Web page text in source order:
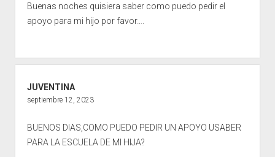
Buenas noches quisiera saber como puedo pedir el
apoyo para mi hijo por favor….
JUVENTINA
septiembre 12, 2023
BUENOS DIAS,COMO PUEDO PEDIR UN APOYO USABER
PARA LA ESCUELA DE MI HIJA?